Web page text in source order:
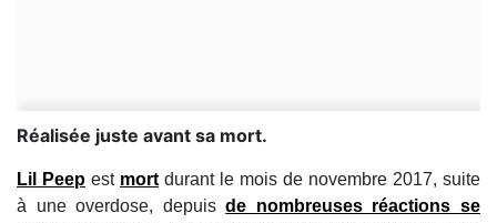
Réalisée juste avant sa mort.
Lil Peep est mort durant le mois de novembre 2017, suite
à une overdose, depuisde nombreuses réactions se